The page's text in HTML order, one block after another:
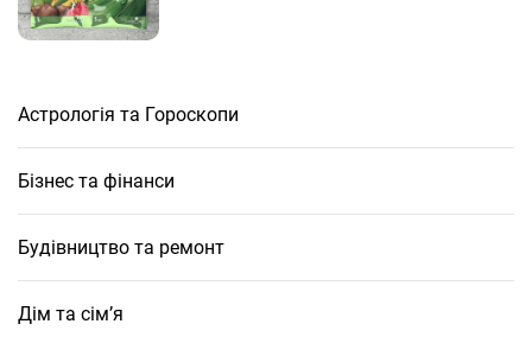
Астрологія та Гороскопи
Бізнес та фінанси
Будівництво та ремонт
Дім та сім’я